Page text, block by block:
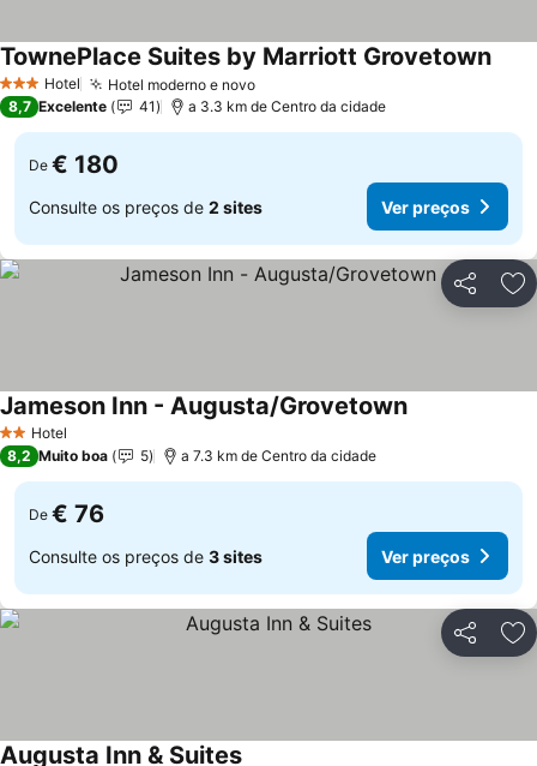
3 EstrelasHotel Hotel moderno e novo
TownePlace Suites by Marriott Grovetown
8,7 Excelente 41 a 3.3 km de Centro da cidade
De € 180
Consulte os preços de 2 sites Ver preços
Partilhar
2 Estrelas
Hotel
Jameson Inn - Augusta/Grovetown
8,2 Muito boa 5 a 7.3 km de Centro da cidade
De € 76
Consulte os preços de 3 sites Ver preços
Partilhar
Augusta Inn & Suites